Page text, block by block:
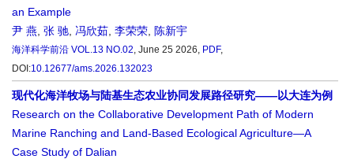
an Example
尹 燕 张 驰 冯欣茹 李荣荣 陈新宇
海洋科学前沿 VOL.13 NO.02, June 25 2026, PDF,
DOI:10.12677/ams.2026.132023
现代化海洋牧场与陆基生态农业协同发展路径研究——以大连为例
Research on the Collaborative Development Path of Modern
Marine Ranching and Land-Based Ecological Agriculture—A
Case Study of Dalian